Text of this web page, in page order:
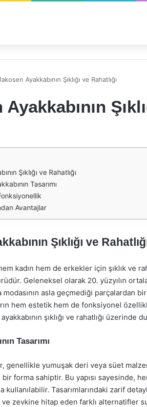
Ayakkabının Şıklığı ve Rahatlığı
Şıklığı ve Rahatlığı
Tasarımı
Avantajlar
Şıklığı ve
kadın hem de erkekler için şıklık ve
Geleneksel olarak 20. yüzyılın
modasının asla geçmediği parçalardan
hem estetik hem de fonksiyonel
şıklığı ve rahatlığı üzerinde
Tasarımı
genellikle yumuşak deri veya süet
bir forma sahiptir. Bu yapısı sayesinde,
kullanılabilir. Tasarımlarındaki zarif
ve zevkine hitap eden farklı alternatifler